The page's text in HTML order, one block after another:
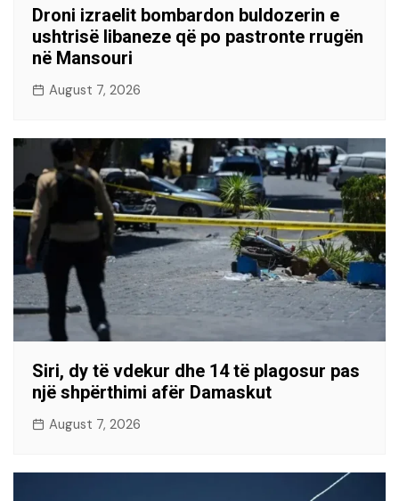
Droni izraelit bombardon buldozerin e
ushtrisë libaneze që po pastronte rrugën
në Mansouri
August 7, 2026
Siri, dy të vdekur dhe 14 të plagosur pas
një shpërthimi afër Damaskut
August 7, 2026